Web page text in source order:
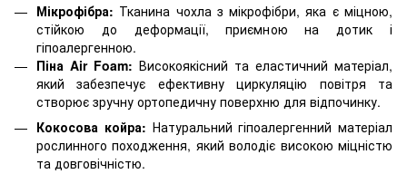
Мікрофібра: Тканина чохла з мікрофібри, яка є міцною,
стійкою до деформації, приємною на дотик і
гіпоалергенною.
Піна Air Foam: Високоякісний та еластичний матеріал,
який забезпечує ефективну циркуляцію повітря та
створює зручну ортопедичну поверхню для відпочинку.
Кокосова койра: Натуральний гіпоалергенний матеріал
рослинного походження, який володіє високою міцністю
та довговічністю.